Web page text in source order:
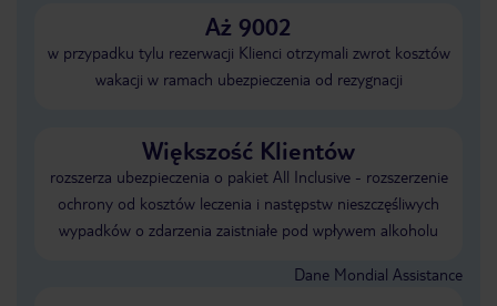
Aż 9002
w przypadku tylu rezerwacji Klienci otrzymali zwrot kosztów
wakacji w ramach ubezpieczenia od rezygnacji
Większość Klientów
rozszerza ubezpieczenia o pakiet All Inclusive - rozszerzenie
ochrony od kosztów leczenia i następstw nieszczęśliwych
wypadków o zdarzenia zaistniałe pod wpływem alkoholu
Dane Mondial Assistance